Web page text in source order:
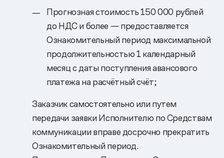
Прогнозная стоимость 150 000 рублей
до НДС и более — предоставляется
Ознакомительный период максимальной
продолжительностью 1 календарный
месяц с даты поступления авансового
платежа на расчётный счёт;
Заказчик самостоятельно или путем
передачи заявки Исполнителю по Средствам
коммуникации вправе досрочно прекратить
Ознакомительный период.